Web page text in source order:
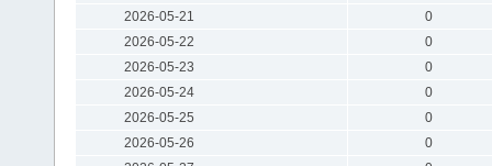
2026-05-21
0
2026-05-22
0
2026-05-23
0
2026-05-24
0
2026-05-25
0
2026-05-26
0